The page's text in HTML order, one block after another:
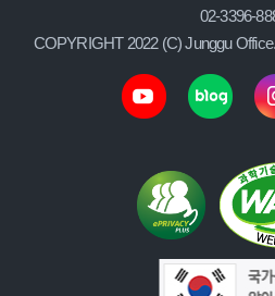
02-3396-
COPYRIGHT 2022 (C) Junggu